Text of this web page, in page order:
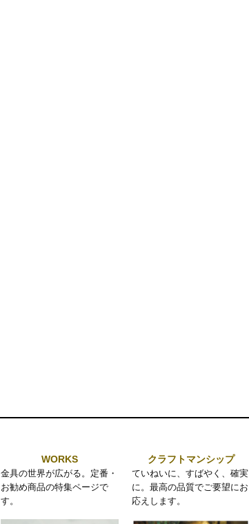
WORKS
金具の世界が広がる。定番・
お勧め商品の特集ページで
す。
クラフトマンシップ
ていねいに、すばやく、確実
に。最高の品質でご要望にお
応えします。